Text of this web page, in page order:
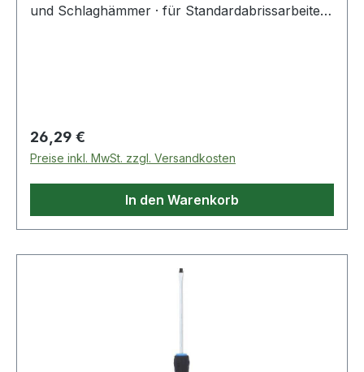
und Schlaghämmer · für Standardabrissarbeiten
Regulärer Preis:
26,29 €
Preise inkl. MwSt. zzgl. Versandkosten
In den Warenkorb